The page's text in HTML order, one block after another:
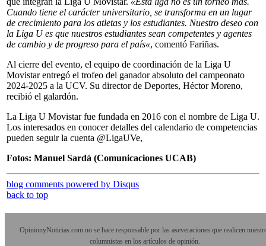
Cuando tiene el carácter universitario, se transforma en un lugar
de crecimiento para los atletas y los estudiantes. Nuestro deseo con
la Liga U es que nuestros estudiantes sean competentes y agentes
de cambio y de progreso para el país«, comentó Fariñas.
Al cierre del evento, el equipo de coordinación de la Liga U
Movistar entregó el trofeo del ganador absoluto del campeonato
2024-2025 a la UCV. Su director de Deportes, Héctor Moreno,
recibió el galardón.
La Liga U Movistar fue fundada en 2016 con el nombre de Liga U.
Los interesados en conocer detalles del calendario de competencias
pueden seguir la cuenta @LigaUVe,
Fotos: Manuel Sardá (Comunicaciones UCAB)
blog comments powered by Disqus
back to top
OpinionyNoticias.com no se hace responsable por las aseveraciones que realicen
columnistas en los artículos de opinión.